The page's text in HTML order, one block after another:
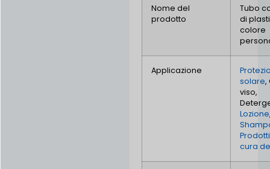
Nome del
prodotto
Tubo
di
colore
Applicazione
solare,
viso,
Lozione
cura